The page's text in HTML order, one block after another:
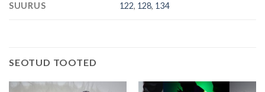
SUURUS 122, 128, 134
SEOTUD TOOTED